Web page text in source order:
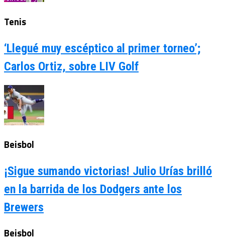
Tenis
‘Llegué muy escéptico al primer torneo’;
Carlos Ortiz, sobre LIV Golf
Beisbol
¡Sigue sumando victorias! Julio Urías brilló
en la barrida de los Dodgers ante los
Brewers
Beisbol